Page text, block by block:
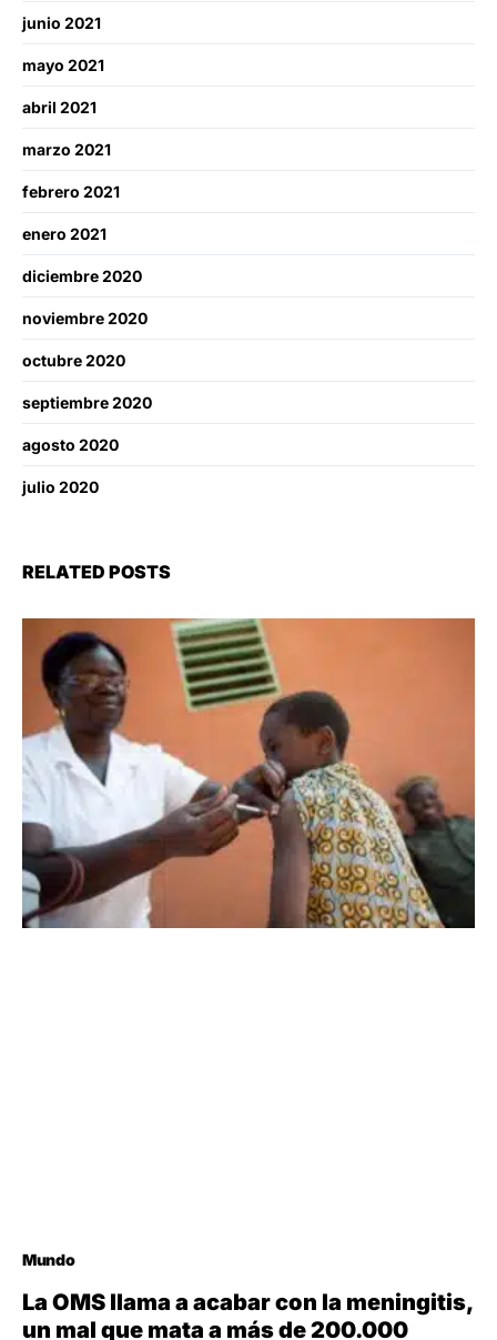
junio 2021
mayo 2021
abril 2021
marzo 2021
febrero 2021
enero 2021
diciembre 2020
noviembre 2020
octubre 2020
septiembre 2020
agosto 2020
julio 2020
RELATED POSTS
Mundo
La OMS llama a acabar con la meningitis,
un mal que mata a más de 200.000